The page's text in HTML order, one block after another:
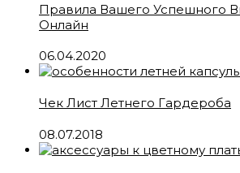
Правила Вашего Успешного
Онлайн
06.04.2020
Чек Лист Летнего Гардероба
08.07.2018